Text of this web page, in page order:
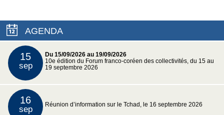
AGENDA
15
sep
Du 15/09/2026 au 19/09/2026
10e édition du Forum franco-coréen des collectivités, du 15 au
19 septembre 2026
16
sep Réunion d’information sur le Tchad, le 16 septembre 2026